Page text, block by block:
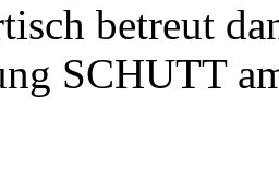
betreut
SCHUTT